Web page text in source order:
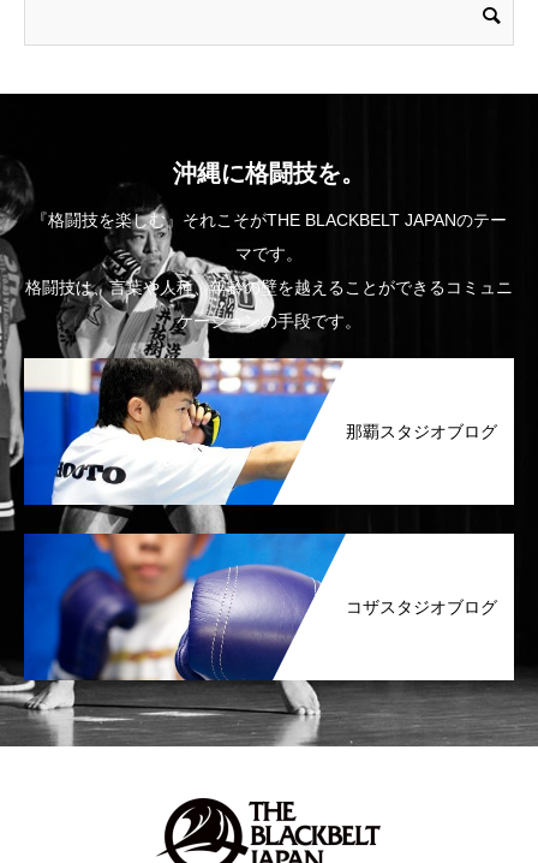
沖縄に格闘技を。
『格闘技を楽しむ』それこそがTHE BLACKBELT JAPANのテー
マです。
格闘技は、言葉や人種、年齢の壁を越えることができるコミュニ
ケーションの手段です。
那覇スタジオブログ
コザスタジオブログ